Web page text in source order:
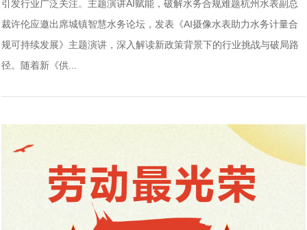
引发行业广泛关注。主题演讲AI赋能，破解水务合规难题杭州水表副总
裁许伦应邀出席城镇智慧水务论坛，发表《AI摄像水表助力水务计量合
规可持续发展》主题演讲，深入解读新政策背景下的行业挑战与破局路
径。随着新《供...